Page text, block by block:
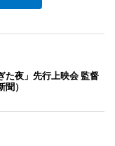
た夜」先行上映会 監督
）